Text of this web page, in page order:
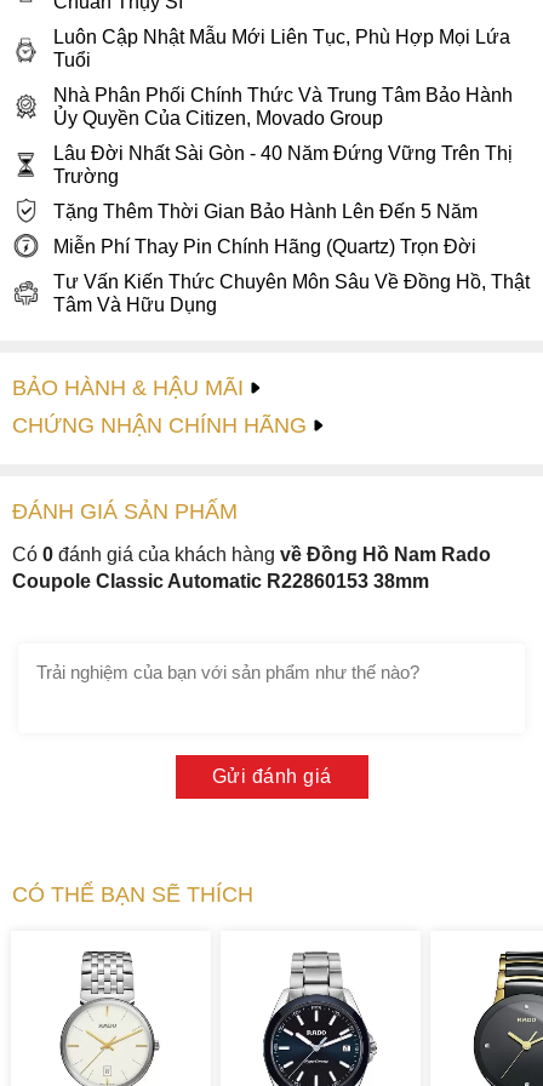
Rado R22860153 sở hữu đường kính vỏ 38mm, dày
10.2mm phù hợp với các chàng trai có cổ tay từ 15cm trở
lên, đặc biệt là lựa chọn cho các chàng trai có cổ tay nhỏ.
Độ chịu nước ở mức 5ATM cho phép các chàng rửa tay hay
đi dưới mưa mà không lo đồng hồ bị vô nước. Mẫu đồng hồ
này sẽ rất nổi bật khi phối với các trang phục công sở thanh
lịch hay những trang phục đi tiệc sang trọng.
Sự thanh lịch của đồng hồ và kỹ nghệ chế tác của Rado thể
hiện ở bộ 3 kim được vuốt nhọn dạng lá, cùng 12 mốc giờ
máy Automatic được đặt đối xứng qua bộ kim góc 6 giờ. Ô
lịch ngày được đặt tại vị trí 3 giờ nhỏ gọn, vô cùng thanh lịch
2. Sử dụng chất liệu cao cấp cùng bộ máy
cơ Automatic Thụy Sĩ chất lượng
Bộ vỏ và dây đeo đồng hồ Rado R22860153 sử dụng chất
liệu thép không gỉ chịu lực tốt, vô cùng chắc chắn bảo vệ tốt
bộ máy bên trong. Phía trên bộ vỏ là mặt kính sapphire trong
Luôn Cập Nhật Mẫu Mới Liên Tục, Phù Hợp Mọi Lứa
Tuổi
Nhà Phân Phối Chính Thức Và Trung Tâm Bảo Hành
Ủy Quyền Của Citizen, Movado Group
Lâu Đời Nhất Sài Gòn - 40 Năm Đứng Vững Trên Thị
Trường
Tặng Thêm Thời Gian Bảo Hành Lên Đến 5 Năm
Miễn Phí Thay Pin Chính Hãng (Quartz) Trọn Đời
Tư Vấn Kiến Thức Chuyên Môn Sâu Về Đồng Hồ, Thật
Tâm Và Hữu Dụng
BẢO HÀNH & HẬU MÃI
CHỨNG NHẬN CHÍNH HÃNG
ĐÁNH GIÁ SẢN PHẤM
Có 0 đánh giá của khách hàng về Đồng Hồ Nam Rado
Coupole Classic Automatic R22860153 38mm
Gửi đánh giá
CÓ THỂ BẠN SẼ THÍCH